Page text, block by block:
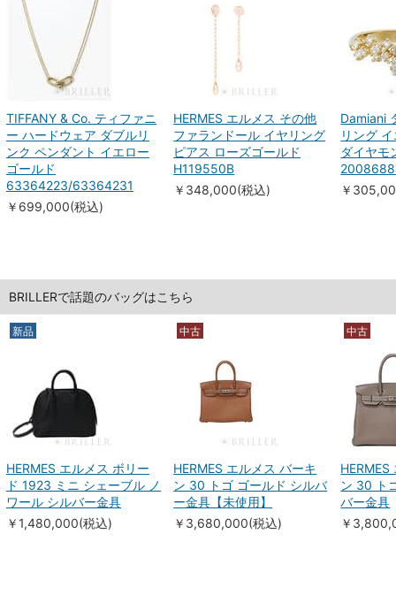
TIFFANY & Co. ティファニ
ー ハードウェア ダブルリ
ンク ペンダント イエロー
ゴールド
63364223/63364231
￥699,000(税込)
HERMES エルメス その他
ファランドール イヤリング
ピアス ローズゴールド
H119550B
￥348,000(税込)
Damiani
リング
ダイヤモ
￥
BRILLERで話題のバッグはこちら
新品
HERMES エルメス ボリー
ド 1923 ミニ シェーブル ノ
ワール シルバー金具
￥1,480,000(税込)
中古
HERMES エルメス バーキ
ン 30 トゴ ゴールド シルバ
ー金具【未使用】
￥3,680,000(税込)
中古
ン 30 ト
バー金具
￥